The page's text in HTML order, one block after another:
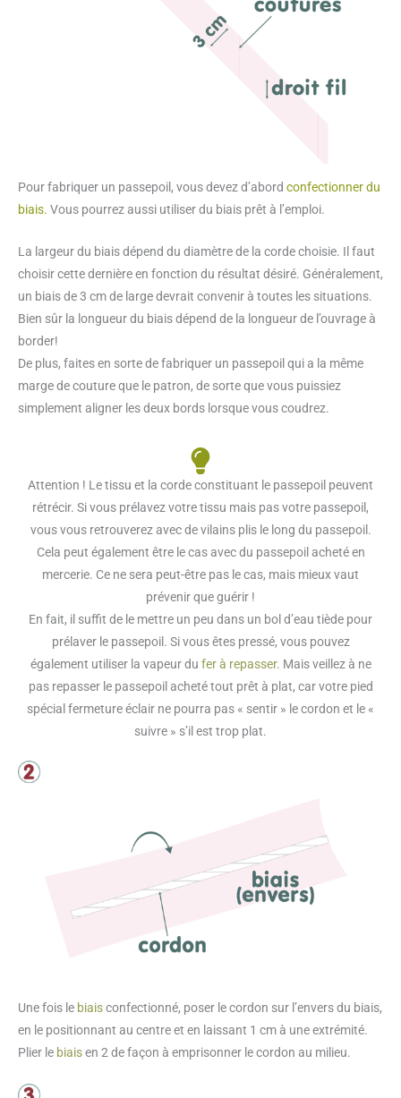
Pour fabriquer un passepoil, vous devez d’abord confectionner du
biais. Vous pourrez aussi utiliser du biais prêt à l’emploi.
La largeur du biais dépend du diamètre de la corde choisie. Il faut
choisir cette dernière en fonction du résultat désiré. Généralement,
un biais de 3 cm de large devrait convenir à toutes les situations.
Bien sûr la longueur du biais dépend de la longueur de l’ouvrage à
border!
De plus, faites en sorte de fabriquer un passepoil qui a la même
marge de couture que le patron, de sorte que vous puissiez
simplement aligner les deux bords lorsque vous coudrez.
Attention ! Le tissu et la corde constituant le passepoil peuvent
rétrécir. Si vous prélavez votre tissu mais pas votre passepoil,
vous vous retrouverez avec de vilains plis le long du passepoil.
Cela peut également être le cas avec du passepoil acheté en
mercerie. Ce ne sera peut-être pas le cas, mais mieux vaut
prévenir que guérir !
En fait, il suffit de le mettre un peu dans un bol d’eau tiède pour
prélaver le passepoil. Si vous êtes pressé, vous pouvez
également utiliser la vapeur du fer à repasser. Mais veillez à ne
pas repasser le passepoil acheté tout prêt à plat, car votre pied
spécial fermeture éclair ne pourra pas « sentir » le cordon et le «
suivre » s’il est trop plat.
Une fois le biaisconfectionné, poser le cordon sur l’envers du biais,
en le positionnant au centre et en laissant 1 cm à une extrémité.
Plier le biaisen 2 de façon à emprisonner le cordon au milieu.